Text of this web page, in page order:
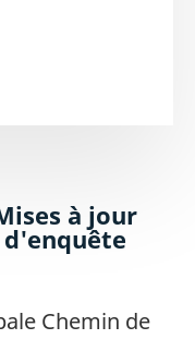
à jour
d'enquête
Chemin de